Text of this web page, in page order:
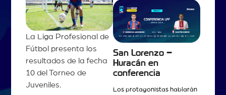
La Liga Profesional de
Fútbol presenta los
resultados de la fecha
10 del Torneo de
Juveniles.
San Lorenzo –
Huracán en
conferencia
Los protagonistas hablarán